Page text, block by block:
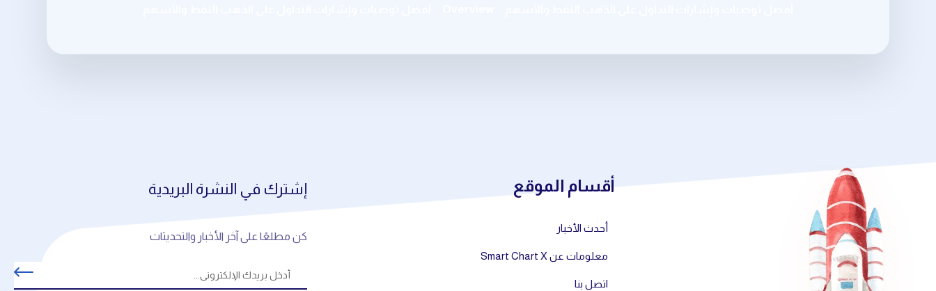
أقسام الموقع
أحدث الأخبار
معلومات عن Smart Chart X
اتصل بنا
إشترك في النشرة البريدية
كن مطلعًا على آخر الأخبار والتحديثات